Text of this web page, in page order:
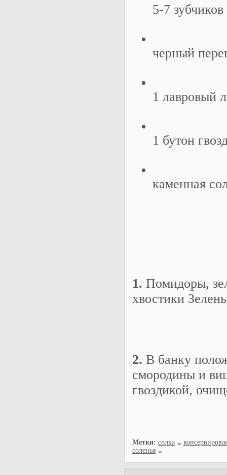
5-7
черный
1 лавровый
1 бутон
каменная
1. Помидоры,
хвостики
2. В банку
смородины и
гвоздикой,
Метки: солка
соленья